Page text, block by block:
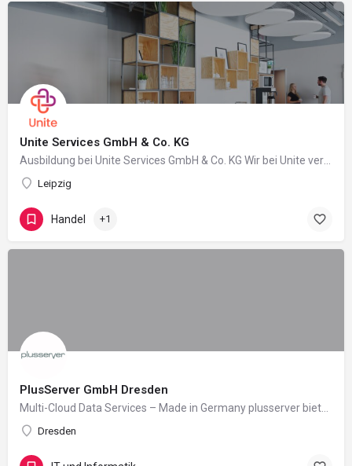
Unite Services GmbH & Co. KG
Leipzig
Handel +1
PlusServer GmbH Dresden
Dresden